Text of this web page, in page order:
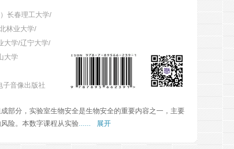
长春理工大学/
林业大学/
大学/辽宁大学/
大学
子音像出版社
分，实验室生物安全是生物安全的重要内容之一，主要
险。本数字课程从实验 ...... 展开